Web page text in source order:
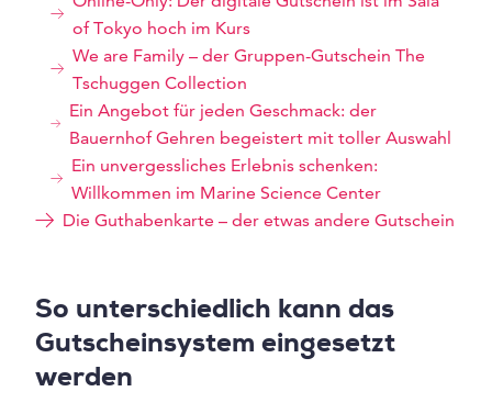
of Tokyo hoch im Kurs
We are Family – der Gruppen-Gutschein The
Tschuggen Collection
Ein Angebot für jeden Geschmack: der
Bauernhof Gehren begeistert mit toller Auswahl
Ein unvergessliches Erlebnis schenken:
Willkommen im Marine Science Center
Die Guthabenkarte – der etwas andere Gutschein
So unterschiedlich kann das
Gutscheinsystem eingesetzt
werden